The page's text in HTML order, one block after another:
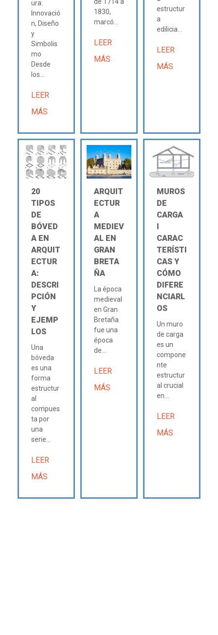
ura:
Innovació
n, Diseño
y
Simbolis
mo
Desde
los...
LEER
MÁS
1830,
marcó...
LEER
MÁS
estructur
a
edilicia...
LEER
MÁS
20
TIPOS
DE
BÓVED
A EN
ARQUIT
ECTUR
A:
DESCRI
PCIÓN
Y
EJEMP
LOS
Una
bóveda
es una
forma
estructur
al
compues
ta por
una
serie...
LEER
MÁS
ARQUIT
ECTUR
A
MEDIEV
AL EN
GRAN
BRETA
ÑA
La época
medieval
en Gran
Bretaña
fue una
época
de...
LEER
MÁS
MUROS
DE
CARGA
Ι
CARAC
TERÍSTI
CAS Y
CÓMO
DIFERE
NCIARL
OS
Un muro
de carga
es un
compone
nte
estructur
al crucial
en...
LEER
MÁS